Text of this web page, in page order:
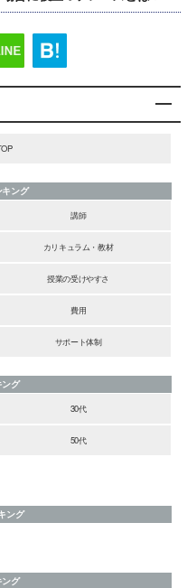
ング
講師
カリキュラム・教材
授業の受けやすさ
費用
サポート体制
ング
30代
50代
ング
ング